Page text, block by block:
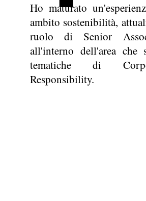
Ho maturato
ambito sostenibilità,
ruolo di Senior
all'interno dell'area che
tematiche di
Responsibility.